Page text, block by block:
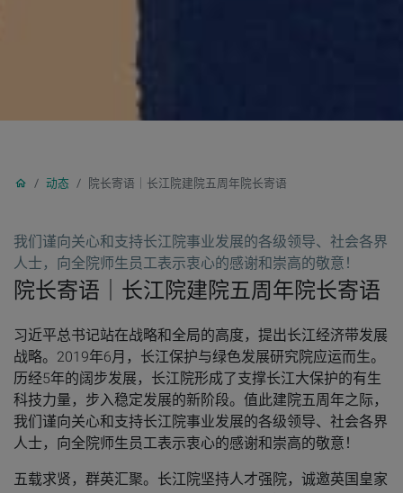
动态 院长寄语｜长江院建院五周年院长寄语
我们谨向关心和支持长江院事业发展的各级领导、社会各界
人士，向全院师生员工表示衷心的感谢和崇高的敬意！
院长寄语｜长江院建院五周年院长寄语
习近平总书记站在战略和全局的高度，提出长江经济带发展
战略。2019年6月，长江保护与绿色发展研究院应运而生。
历经5年的阔步发展，长江院形成了支撑长江大保护的有生
科技力量，步入稳定发展的新阶段。值此建院五周年之际，
我们谨向关心和支持长江院事业发展的各级领导、社会各界
人士，向全院师生员工表示衷心的感谢和崇高的敬意！
五载求贤，群英汇聚。 长江院坚持人才强院，诚邀英国皇家